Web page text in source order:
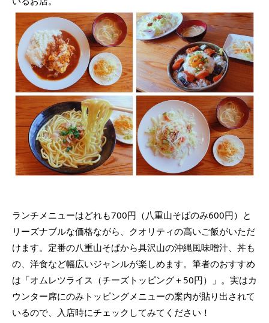
ランチメニューはどれも700円（八重山そばのみ600円）と
リーズナブルな価格ながら、クオリティの高いご飯がいただ
けます。定番の八重山そばから具沢山の沖縄風味噌汁、丼も
の、洋食など幅広いジャンルが楽しめます。筆者のおすすめ
は「オムレツライス（チーズトッピング＋50円）」。実はカ
ウンター席にのみトッピングメニューの案内が貼り出されて
いるので、入店時にチェックしてみてください！